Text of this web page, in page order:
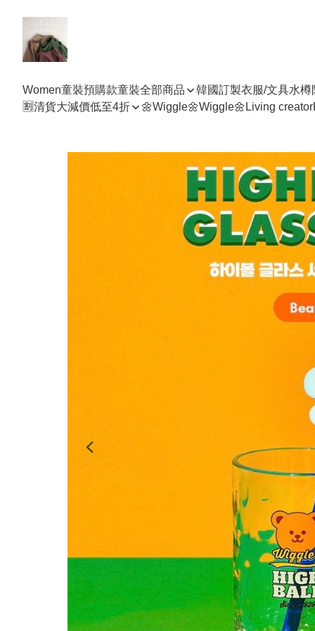
Women童裝預購款童裝全部商品
韓國訂製衣服/文具水樽
🈹清貨大減價低至4折
🌼Wiggle🌼Wiggle🌼 Living creator